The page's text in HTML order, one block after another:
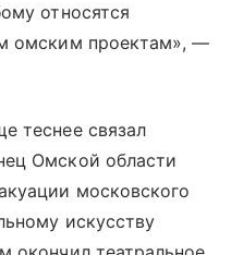
относятся
омским проектам», —
теснее связал
Омской области
московского
искусству